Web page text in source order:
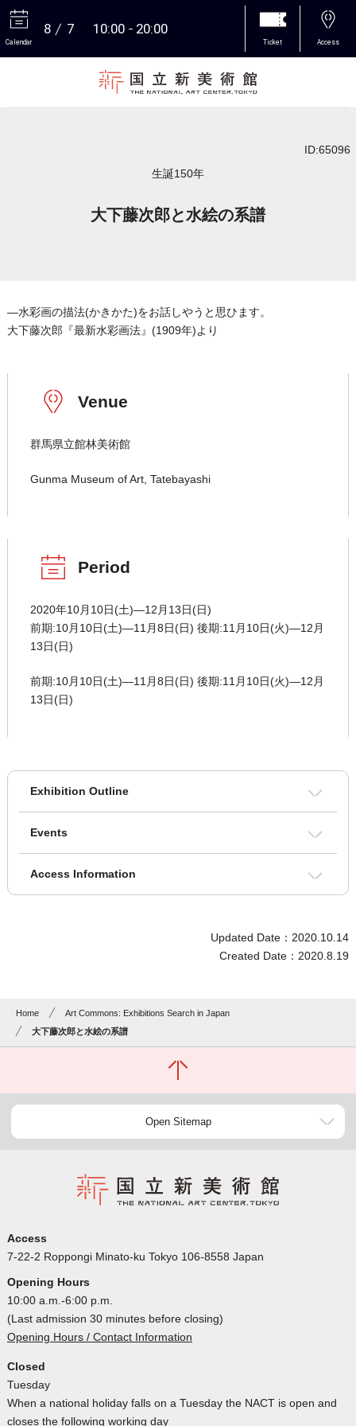
Calendar
8 7 10:00 20:00
Ticket Access
ID:65096
生誕150年
大下藤次郎と水絵の系譜
―水彩画の描法(かきかた)をお話しやうと思ひます。
大下藤次郎『最新水彩画法』(1909年)より
Venue
群馬県立館林美術館
Gunma Museum of Art, Tatebayashi
Period
2020年10月10日(土)―12月13日(日)
前期:10月10日(土)―11月8日(日) 後期:11月10日(火)―12月
13日(日)
前期:10月10日(土)―11月8日(日) 後期:11月10日(火)―12月
13日(日)
Exhibition Outline
Events
Access Information
Updated Date：2020.10.14
Created Date：2020.8.19
Home
Art Commons: Exhibitions Search in Japan
大下藤次郎と水絵の系譜
Open Sitemap
Access
7-22-2 Roppongi Minato-ku Tokyo 106-8558 Japan
Opening Hours
10:00 a.m.-6:00 p.m.
(Last admission 30 minutes before closing)
Opening Hours / Contact Information
Closed
Tuesday
When a national holiday falls on a Tuesday the NACT is open and
closes the following working day